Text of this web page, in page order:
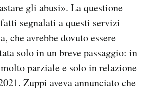
gli abusi». La questione
segnalati a questi servizi
che avrebbe dovuto essere
solo in un breve passaggio: in
parziale e solo in relazione
Zuppi aveva annunciato che